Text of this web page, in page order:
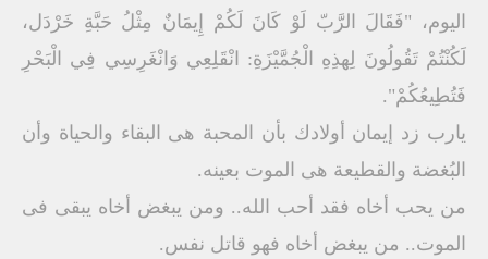
اليوم، "فَقَالَ الرَّبّ لَوْ كَانَ لَكُمْ إِيمَانٌ مِثْلُ حَبَّةِ خَرْدَل،
لَكُنْتُمْ تَقُولُونَ لِهذِهِ الْجُمَّيْزَةِ: انْقَلِعِي وَانْغَرِسِي فِي الْبَحْرِ
فَتُطِيعُكُمْ".
يارب زد إيمان أولادك بأن المحبة هى البقاء والحياة وأن
البُغضة والقطيعة هى الموت بعينه.
من يحب أخاه فقد أحب الله.. ومن يبغض أخاه يبقى فى
الموت.. من يبغض أخاه فهو قاتل نفس.